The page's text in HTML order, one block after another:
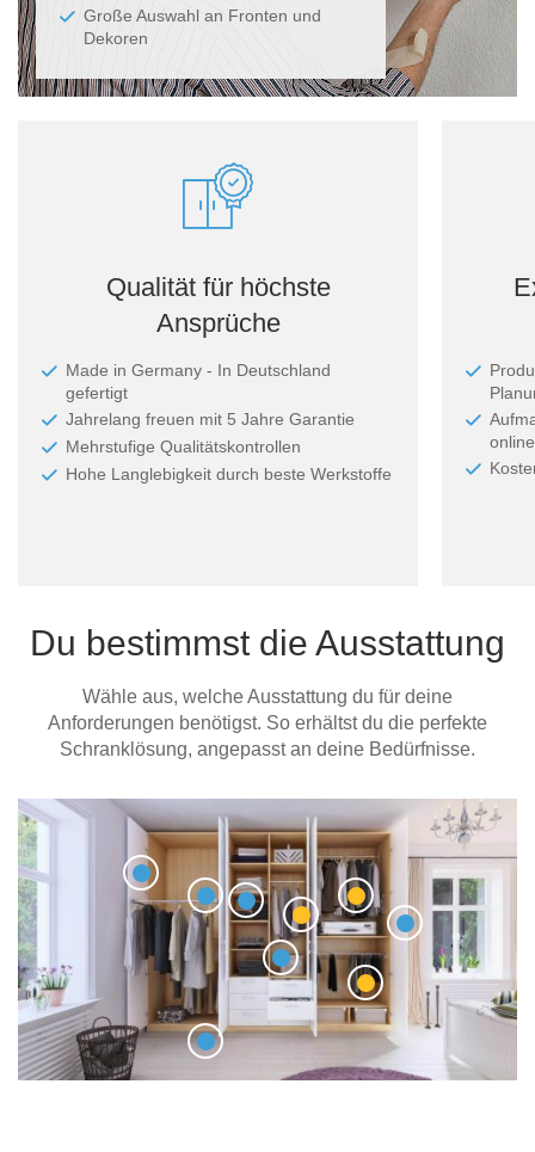
Große Auswahl an Fronten und
Dekoren
Qualität für höchste
Ansprüche
Made in Germany - In Deutschland
gefertigt
Jahrelang freuen mit 5 Jahre Garantie
Mehrstufige Qualitätskontrollen
Hohe Langlebigkeit durch beste Werkstoffe
Du bestimmst die Ausstattung
Wähle aus, welche Ausstattung du für deine
Anforderungen benötigst. So erhältst du die perfekte
Schranklösung, angepasst an deine Bedürfnisse.